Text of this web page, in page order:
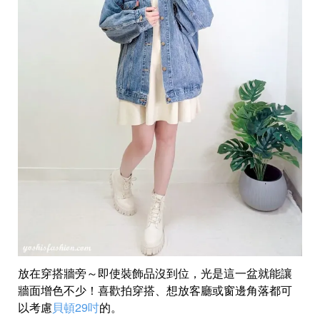
放在穿搭牆旁～即使裝飾品沒到位，光是這一盆就能讓
牆面增色不少！喜歡拍穿搭、想放客廳或窗邊角落都可
以考慮貝頓29吋的。